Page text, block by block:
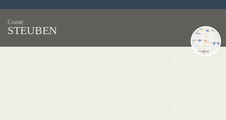
Comté
STEUBEN